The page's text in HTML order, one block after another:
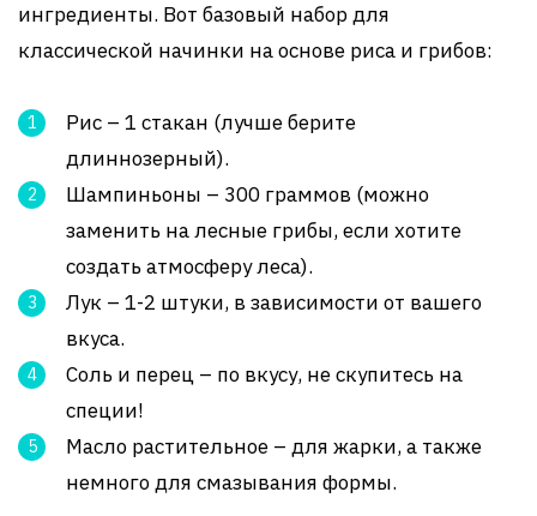
ингредиенты. Вот базовый набор для
классической начинки на основе риса и грибов:
Рис – 1 стакан (лучше берите
длиннозерный).
Шампиньоны – 300 граммов (можно
заменить на лесные грибы, если хотите
создать атмосферу леса).
Лук – 1-2 штуки, в зависимости от вашего
вкуса.
Соль и перец – по вкусу, не скупитесь на
специи!
Масло растительное – для жарки, а также
немного для смазывания формы.